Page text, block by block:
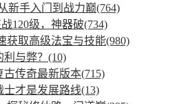
新手入门到战力巅(764)
120级，神器破(734)
获取高级法宝与技能(980)
利与弊？(10)
传奇最新版本(715)
士才是发展路线(13)